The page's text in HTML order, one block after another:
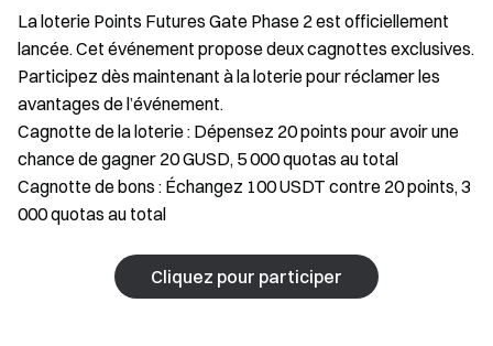
La loterie Points Futures Gate Phase 2 est officiellement
lancée. Cet événement propose deux cagnottes exclusives.
Participez dès maintenant à la loterie pour réclamer les
avantages de l’événement.
Cagnotte de la loterie : Dépensez 20 points pour avoir une
chance de gagner 20 GUSD, 5 000 quotas au total
Cagnotte de bons : Échangez 100 USDT contre 20 points, 3
000 quotas au total
Cliquez pour participer